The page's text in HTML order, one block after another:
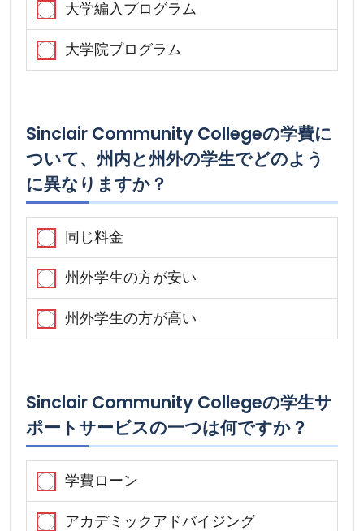
大学編入プログラム
大学院プログラム
Sinclair Community Collegeの学費に
ついて、州内と州外の学生でどのよう
に異なりますか？
同じ料金
州外学生の方が安い
州外学生の方が高い
Sinclair Community Collegeの学生サ
ポートサービスの一つは何ですか？
学費ローン
アカデミックアドバイジング